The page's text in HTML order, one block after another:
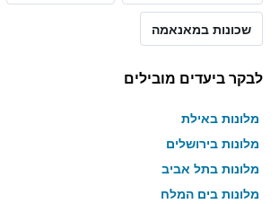
שכונות במאנאמה
לבקר ביעדים מובילים
מלונות באילת
מלונות בירושלים
מלונות בתל אביב
מלונות בים המלח